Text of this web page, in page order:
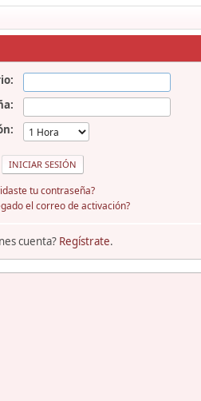
tu contraseña?
el correo de activación?
cuenta? Regístrate.